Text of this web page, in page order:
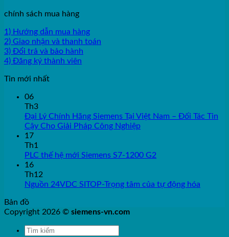
chính sách mua hàng
1) Hướng dẫn mua hàng
2) Giao nhận và thanh toán
3) Đổi trả và bảo hành
4) Đăng ký thành viên
Tin mới nhất
06
Th3
Đại Lý Chính Hãng Siemens Tại Việt Nam – Đối Tác Tin
Cậy Cho Giải Pháp Công Nghiệp
17
Th1
PLC thế hệ mới Siemens S7-1200 G2
16
Th12
Nguồn 24VDC SITOP-Trọng tâm của tự động hóa
Bản đồ
Copyright 2026 © siemens-vn.com